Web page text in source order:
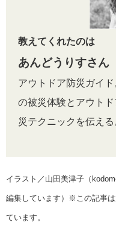
教えてくれたのは
あんどうりすさん
アウトドア防災ガイ
の被災体験とアウト
災テクニックを伝える
イラスト／山田美津子（
編集しています）※この記事
ています。